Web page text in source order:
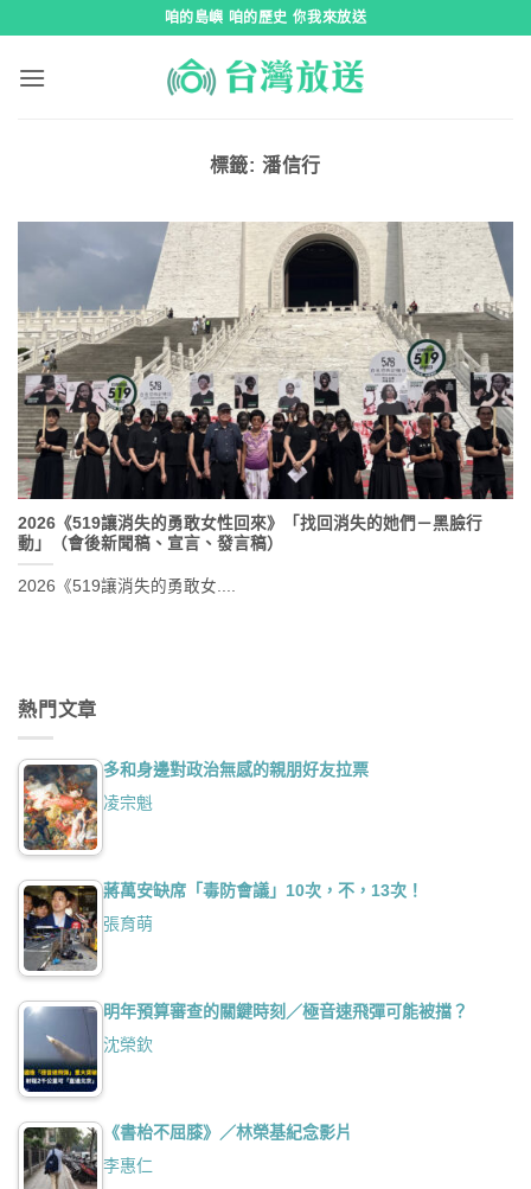
咱的島嶼 咱的歷史 你我來放送
標籤: 潘信行
2026《519讓消失的勇敢女性回來》「找回消失的她們－黑臉行
動」（會後新聞稿、宣言、發言稿）
2026《519讓消失的勇敢女....
熱門文章
多和身邊對政治無感的親朋好友拉票
凌宗魁
蔣萬安缺席「毒防會議」10次，不，13次！
張育萌
明年預算審查的關鍵時刻／極音速飛彈可能被擋？
沈榮欽
《書枱不屈膝》／林榮基紀念影片
李惠仁